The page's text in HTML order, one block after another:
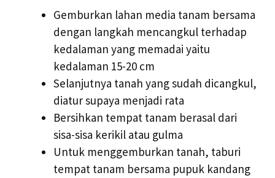
Gemburkan lahan media tanam bersama
dengan langkah mencangkul terhadap
kedalaman yang memadai yaitu
kedalaman 15-20 cm
Selanjutnya tanah yang sudah dicangkul,
diatur supaya menjadi rata
Bersihkan tempat tanam berasal dari
sisa-sisa kerikil atau gulma
Untuk menggemburkan tanah, taburi
tempat tanam bersama pupuk kandang